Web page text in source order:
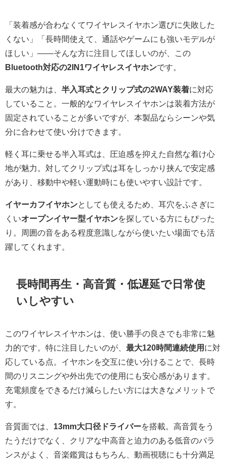
「装着感が合わなくてワイヤレスイヤホン選びに失敗した
くない」「長時間使えて、通話やゲームにも強いモデルが
ほしい」――そんな方に注目してほしいのが、この
Bluetooth対応の2IN1ワイヤレスイヤホンです。
最大の魅力は、 半入耳式とクリップ式の2WAY装着に対応
していること。一般的なワイヤレスイヤホンは装着方法が
固定されていることが多いですが、本製品ならシーンや気
分に合わせて使い分けできます。
軽く耳に乗せる半入耳式は、圧迫感を抑えた自然な着け心
地が魅力。対してクリップ式は耳をしっかり挟んで安定感
があり、移動中や軽い運動時にも使いやすい設計です。
イヤーカフイヤホンとしても使えるため、耳穴をふさぎに
くいオープンイヤー型イヤホンを探している方にもぴった
り。周囲の音をある程度意識しながら使いたい場面でも活
躍してくれます。
長時間再生・高音質・低遅延で日常使
いしやすい
このワイヤレスイヤホンは、使い勝手の良さでも非常に魅
力的です。特に注目したいのが、 最大120時間連続使用 に対
応している点。イヤホンを交互に使い分けることで、長時
間のリスニングや外出先での使用にも安心感があります。
充電頻度をできるだけ減らしたい方には大きなメリットで
す。
音質面では、 13mm大口径ドライバーを搭載。高音質をう
たうだけでなく、クリアな中高音と迫力のある低音のバラ
ンスがよく、音楽鑑賞はもちろん、動画視聴にも十分満足